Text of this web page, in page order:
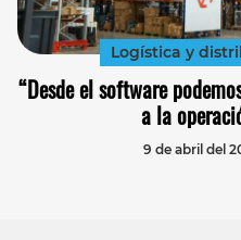
Logística y
“Desde el software
a la
9 de abril del